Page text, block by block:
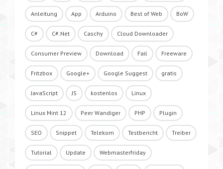
Anleitung App Arduino Best of Web BoW
C# C#.Net Caschy Cloud Downloader
Consumer Preview Download Fail Freeware
Fritzbox Google+ Google Suggest gratis
JavaScript JS kostenlos Linux
Linux Mint 12 Peer Wandiger PHP Plugin
SEO Snippet Telekom Testbericht Treiber
Tutorial Update Webmasterfriday